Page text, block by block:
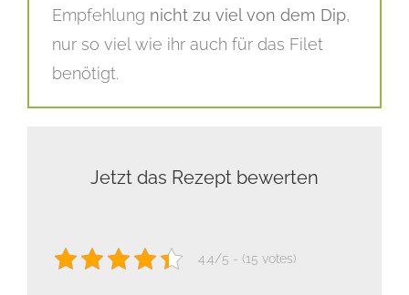
Empfehlung nicht zu viel von dem Dip,
nur so viel wie ihr auch für das Filet
benötigt.
Jetzt das Rezept bewerten
4.4/5 - (15 votes)